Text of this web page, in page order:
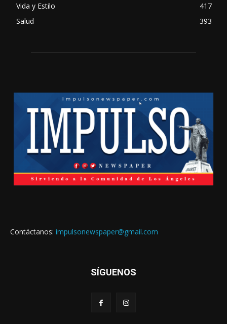
Vida y Estilo
417
Salud
393
Contáctanos: impulsonewspaper@gmail.com
SÍGUENOS